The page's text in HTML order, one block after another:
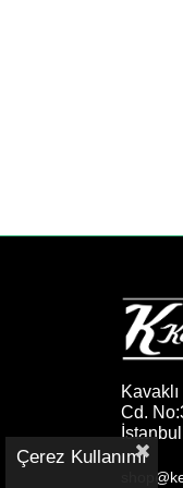
Cd.
İstanbul
Çerez Kullanımı